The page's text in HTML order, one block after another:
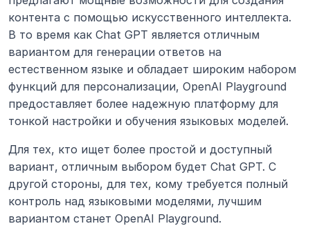
контента с помощью искусственного интеллекта.
В то время как Chat GPT является отличным
вариантом для генерации ответов на
естественном языке и обладает широким набором
функций для персонализации, OpenAI Playground
предоставляет более надежную платформу для
тонкой настройки и обучения языковых моделей.
Для тех, кто ищет более простой и доступный
вариант, отличным выбором будет Chat GPT. С
другой стороны, для тех, кому требуется полный
контроль над языковыми моделями, лучшим
вариантом станет OpenAI Playground.